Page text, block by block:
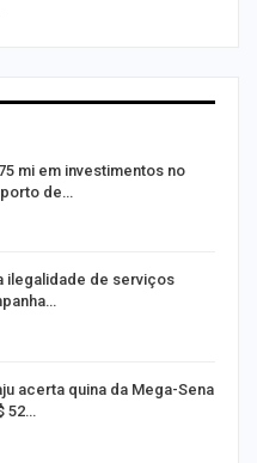
mi em investimentos no
de…
ilegalidade de serviços
acerta quina da Mega-Sena
52…